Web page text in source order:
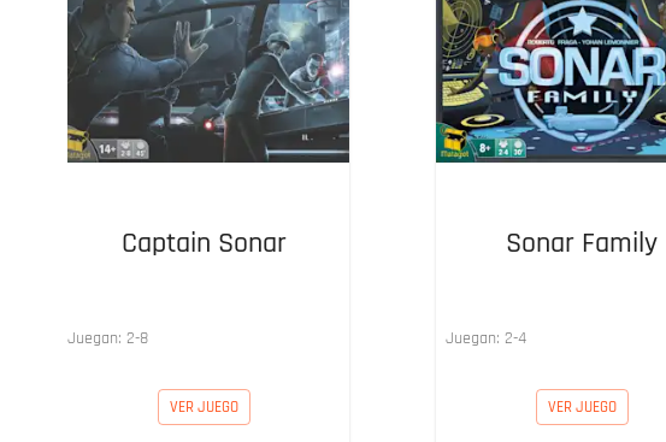
Captain Sonar
Juegan: 2-8
VER JUEGO
Sonar Family
Juegan: 2-4
VER JUEGO